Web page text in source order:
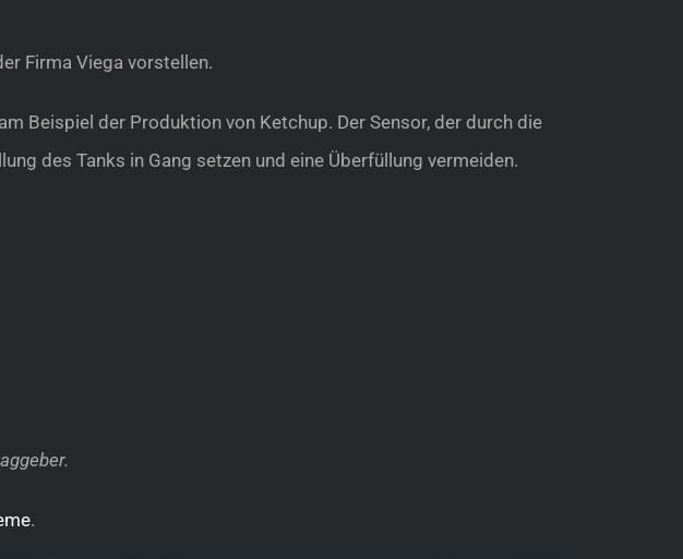
Firma Viega vorstellen.
Beispiel der Produktion von Ketchup. Der Sensor, der durch die
des Tanks in Gang setzen und eine Überfüllung vermeiden.
.